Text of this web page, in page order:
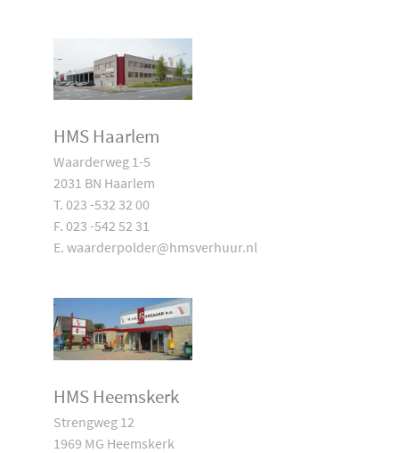
HMS Haarlem
Waarderweg 1-5
2031 BN Haarlem
T. 023 -532 32 00
F. 023 -542 52 31
E. waarderpolder@hmsverhuur.nl
HMS Heemskerk
Strengweg 12
1969 MG Heemskerk